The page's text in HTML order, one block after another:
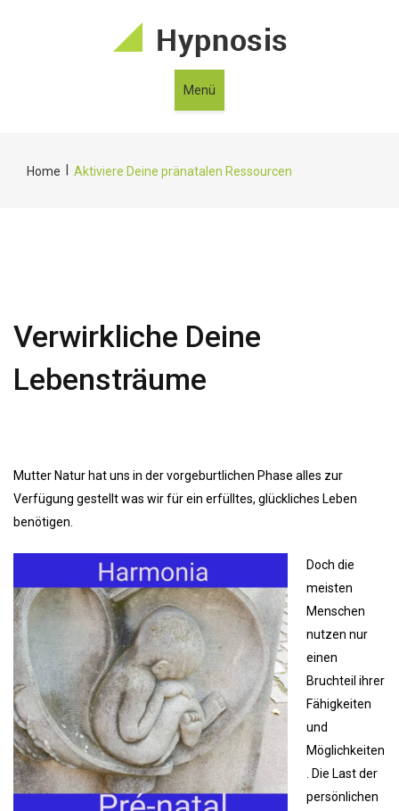
Menü
Home Aktiviere Deine pränatalen Ressourcen
Verwirkliche Deine
Lebensträume
Mutter Natur hat uns in der vorgeburtlichen Phase alles zur
Verfügung gestellt was wir für ein erfülltes, glückliches Leben
benötigen.
Doch die
meisten
Menschen
nutzen nur
einen
Bruchteil ihrer
Fähigkeiten
und
Möglichkeiten
. Die Last der
persönlichen